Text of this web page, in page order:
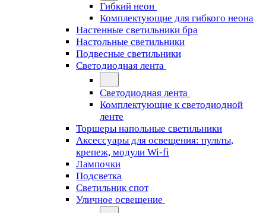
Гибкий неон
Комплектующие для гибкого неона
Настенные светильники бра
Настольные светильники
Подвесные светильники
Светодиодная лента
Светодиодная лента
Комплектующие к светодиодной
ленте
Торшеры напольные светильники
Аксессуары для освещения: пульты,
крепеж, модули Wi-fi
Лампочки
Подсветка
Светильник спот
Уличное освещение